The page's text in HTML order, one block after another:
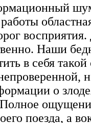
восприятия.
Наши
в себя
о
Полное
поезда, а